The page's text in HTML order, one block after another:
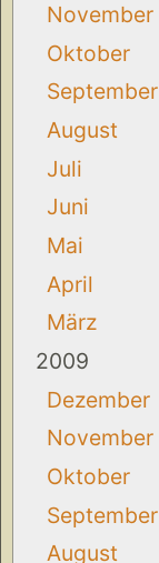
November
Oktober
September
August
Juli
Juni
Mai
April
März
2009
Dezember
November
Oktober
September
August